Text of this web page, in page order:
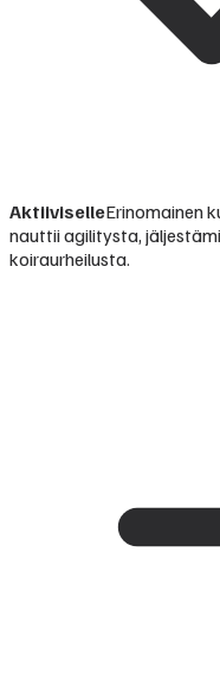
AktiiviselleErinomainen
nauttii agilitysta,
koiraurheilusta.